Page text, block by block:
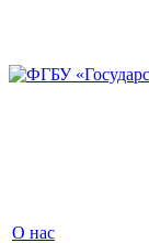
О нас